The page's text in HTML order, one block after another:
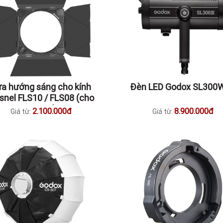
hướng sáng cho kính
FLS10 / FLS08 (cho
LED M600D) - LB-02 /
Giá từ: 2.100.000đ
Đèn LED Godox
Giá từ: 8.900.000đ